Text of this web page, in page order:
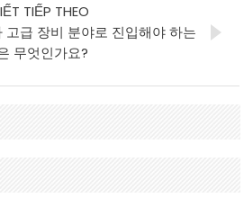
TIẾP THEO
급 장비 분야로 진입해야 하는
무엇인가요?